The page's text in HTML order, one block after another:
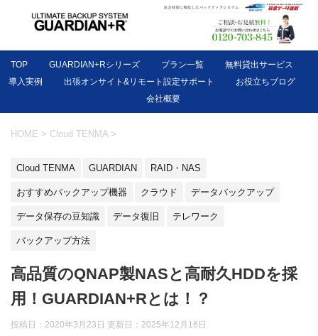
TOP GUARDIAN+Rシリーズ プラン一覧
無料貸出サービス
導入実例
出張オンサイト&リモート設定サポート
お役立ちブログ
会社概要
HOME > Cloud TENMA >
Cloud TENMA GUARDIAN RAID・NAS
おすすめバックアップ機器 クラウド データバックアップ
データ保存の豆知識 データ復旧 テレワーク
バックアップ方法
高品質のQNAP製NASと高耐久HDDを採
用！GUARDIAN+Rとは！？
投稿日：2020年3月23日 更新日： 2025年12月16日